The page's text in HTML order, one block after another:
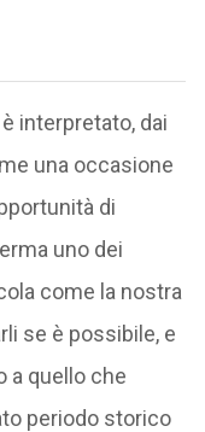
interpretato, dai
una occasione
di
uno dei
come la nostra
se è possibile, e
a quello che
periodo storico